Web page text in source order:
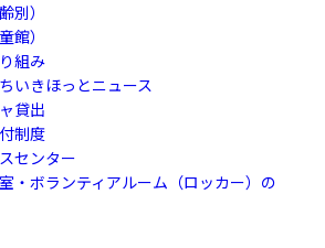
別）
館）
組み
いきほっとニュース
貸出
制度
センター
・ボランティアルーム（ロッカー）の